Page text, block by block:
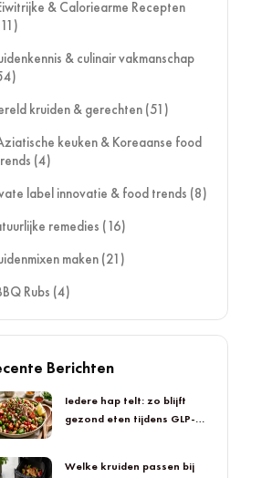
& Caloriearme Recepten
& culinair vakmanschap
kruiden & gerechten (51)
keuken & Koreaanse food
(4)
label innovatie & food trends (8)
remedies (16)
maken (21)
Rubs (4)
Berichten
Iedere hap telt: zo blijft
gezond eten tijdens GLP-1
Welke kruiden passen bij